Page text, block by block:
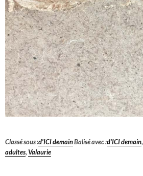
Classé sous :d'ICI demainBalisé avec :d'ICI demain,
adultes,Valaurie